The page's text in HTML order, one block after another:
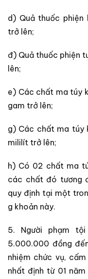
d) Quả thuốc
trở lên;
đ) Quả thuốc phiện
lên;
e) Các chất ma túy
gam trở lên;
g) Các chất ma túy
mililít trở lên;
h) Có 02 chất ma
các chất đó tương
quy định tại một
g khoản này.
5. Người phạm
5.000.000 đồng
nhiệm chức vụ,
nhất định từ 01